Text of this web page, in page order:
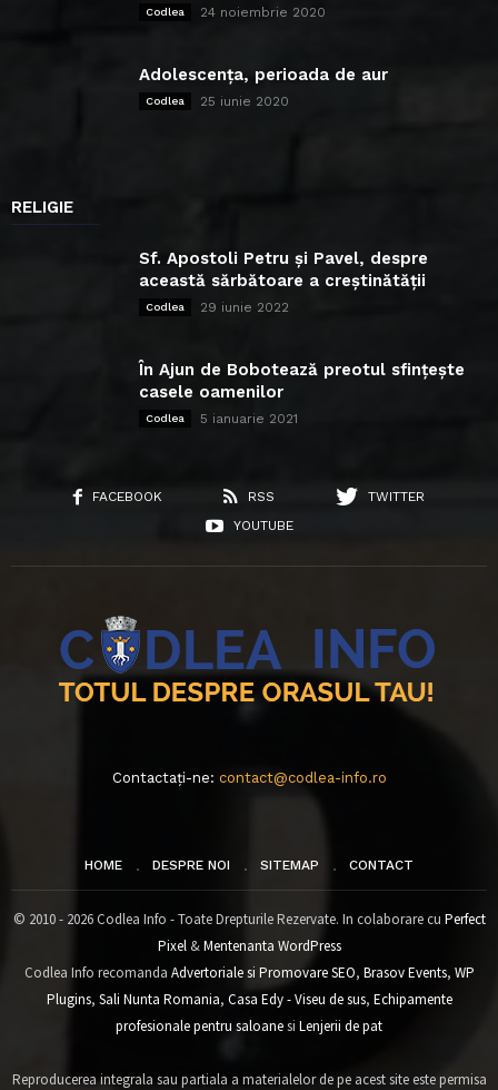
Codlea 24 noiembrie 2020
Adolescența, perioada de aur
Codlea 25 iunie 2020
RELIGIE
Sf. Apostoli Petru și Pavel, despre
această sărbătoare a creștinătății
Codlea 29 iunie 2022
În Ajun de Bobotează preotul sfințește
casele oamenilor
Codlea 5 ianuarie 2021
FACEBOOK RSS
TWITTER
YOUTUBE
Contactați-ne: contact@codlea-info.ro
HOME DESPRE NOI SITEMAP CONTACT
© 2010 - 2026 Codlea Info - Toate Drepturile Rezervate. In colaborare cu Perfect
Pixel&Mentenanta WordPress
Codlea Info recomanda Advertoriale si Promovare SEO, Brasov Events, WP
Plugins, Sali Nunta Romania, Casa Edy - Viseu de sus, Echipamente
profesionale pentru saloanesi Lenjerii de pat
Reproducerea integrala sau partiala a materialelor de pe acest site este permisa